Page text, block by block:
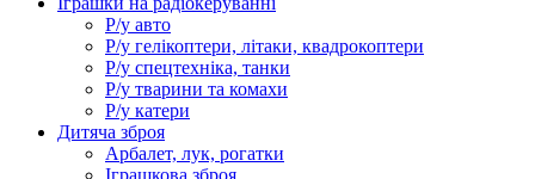
Р/у авто
Р/у гелікоптери, літаки, квадрокоптери
Р/у спецтехніка, танки
Р/у тварини та комахи
Р/у катери
Дитяча зброя
Арбалет, лук, рогатки
Іграшкова зброя